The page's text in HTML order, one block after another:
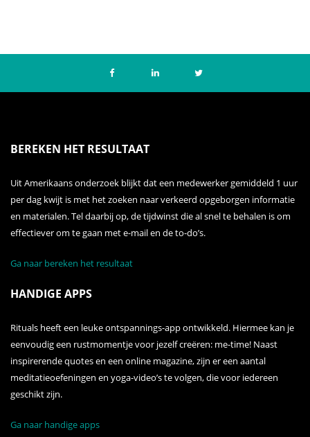
BEREKEN HET RESULTAAT
Uit Amerikaans onderzoek blijkt dat een medewerker gemiddeld 1 uur
per dag kwijt is met het zoeken naar verkeerd opgeborgen informatie
en materialen. Tel daarbij op, de tijdwinst die al snel te behalen is om
effectiever om te gaan met e-mail en de to-do’s.
Ga naar bereken het resultaat
HANDIGE APPS
Rituals heeft een leuke ontspannings-app ontwikkeld. Hiermee kan je
eenvoudig een rustmomentje voor jezelf creëren: me-time! Naast
inspirerende quotes en een online magazine, zijn er een aantal
meditatieoefeningen en yoga-video’s te volgen, die voor iedereen
geschikt zijn.
Ga naar handige apps